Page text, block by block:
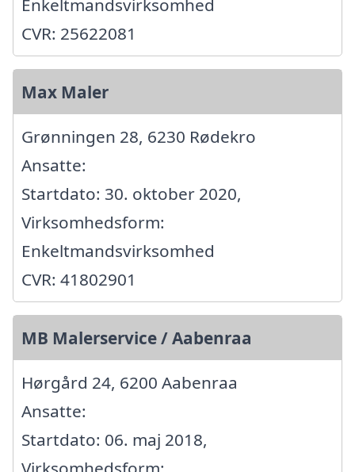
Enkeltmandsvirksomhed
CVR: 25622081
Max Maler
Grønningen 28, 6230 Rødekro
Ansatte:
Startdato: 30. oktober 2020,
Virksomhedsform:
Enkeltmandsvirksomhed
CVR: 41802901
MB Malerservice / Aabenraa
Hørgård 24, 6200 Aabenraa
Ansatte:
Startdato: 06. maj 2018,